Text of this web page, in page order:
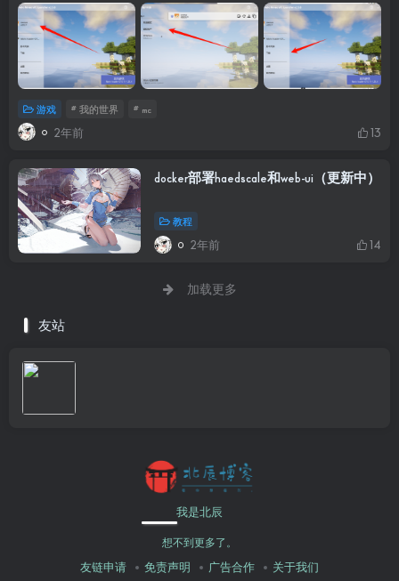
游戏 # 我的世界 # mc
2年前 13
docker部署haedscale和web-ui（更新中）
教程
2年前 14
加载更多
友站
我是北辰
想不到更多了。
友链申请 免责声明 广告合作 关于我们